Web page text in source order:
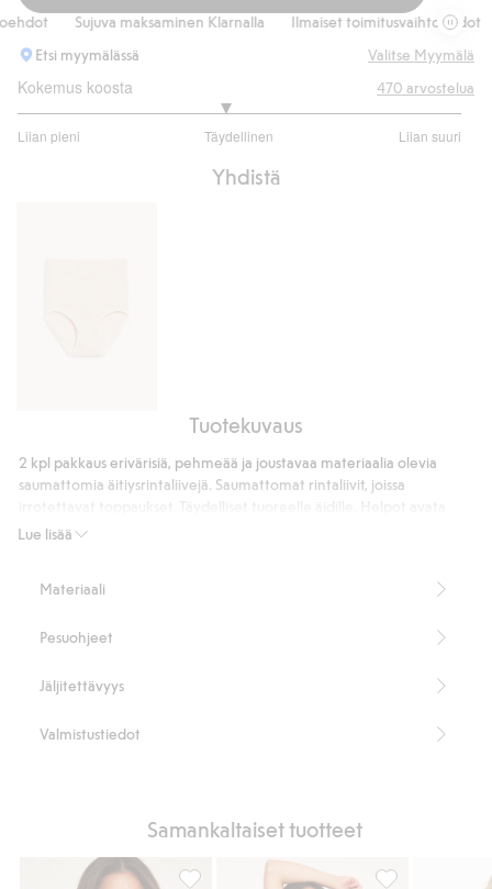
2 kpl
Sujuva maksaminen Klarnalla Ilmaiset toimitusvaihtoehdot
Etsi myymälässä
Valitse Myymälä
Kokemus koosta
Liian pieni Täydellinen Liian suuri
/
470 arvostelua
Yhdistä
medium
Tuotekuvaus
Lue lisää
2 kpl pakkaus erivärisiä, pehmeää ja joustavaa materiaalia olevia
saumattomia äitiysrintaliivejä. Saumattomat rintaliivit, joissa
imetystä varten.
Kolmen eri koon hakaskiinnitys kolmessa rivissä
Tuotenumero:
Materiaali
Pesuohjeet
Jäljitettävyys
Valmistustiedot
Samankaltaiset tuotteet